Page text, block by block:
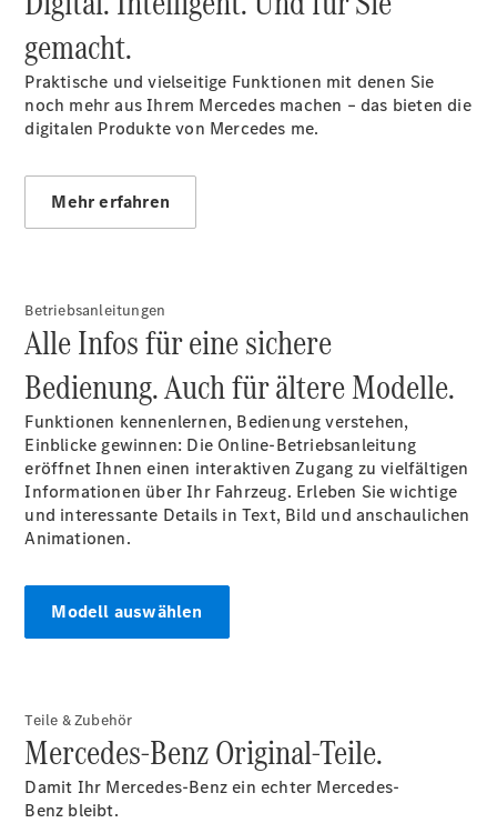
Reifen
&
Garantie
Übersicht
Reparatur
Service &
Garantie
Rückrufe
Ersatzteile
Accessories
Fahrzeugzubehör
Collection
Betriebsanleitungen
gemacht.
Praktische und vielseitige Funktionen mit denen Sie
noch mehr aus Ihrem Mercedes machen – das bieten die
digitalen Produkte von Mercedes me.
Mehr erfahren
Betriebsanleitungen
Alle Infos für eine sichere
Bedienung. Auch für ältere Modelle.
Funktionen kennenlernen, Bedienung verstehen,
Einblicke gewinnen: Die Online-Betriebsanleitung
eröffnet Ihnen einen interaktiven Zugang zu vielfältigen
Informationen über Ihr Fahrzeug. Erleben Sie wichtige
und interessante Details in Text, Bild und anschaulichen
Animationen.
Modell auswählen
Teile & Zubehör
Mercedes-Benz Original-Teile.
Damit Ihr Mercedes-Benz ein echter Mercedes-
Benz bleibt.